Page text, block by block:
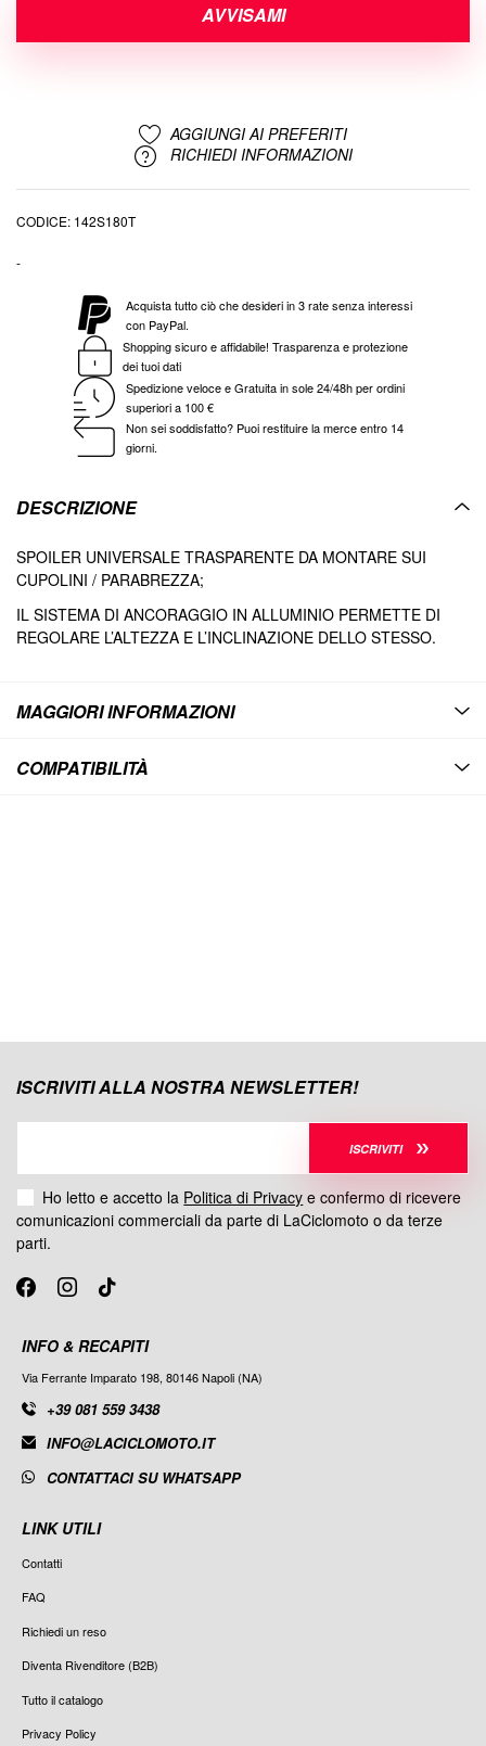
AVVISAMI
AGGIUNGI AI PREFERITI
RICHIEDI INFORMAZIONI
CODICE 142S180T
-
Acquista tutto ciò che desideri in 3 rate senza interessi
con PayPal.
Shopping sicuro e affidabile! Trasparenza e protezione
dei tuoi dati
Spedizione veloce e Gratuita in sole 24/48h per ordini
superiori a 100 €
Non sei soddisfatto? Puoi restituire la merce entro 14
giorni.
DESCRIZIONE
SPOILER UNIVERSALE TRASPARENTE DA MONTARE SUI
CUPOLINI / PARABREZZA;
IL SISTEMA DI ANCORAGGIO IN ALLUMINIO PERMETTE DI
REGOLARE L’ALTEZZA E L’INCLINAZIONE DELLO STESSO.
MAGGIORI INFORMAZIONI
COMPATIBILITÀ
INFO & RECAPITI
Via Ferrante Imparato 198, 80146 Napoli (NA)
+39 081 559 3438
INFO@LACICLOMOTO.IT
CONTATTACI SU WHATSAPP
LINK UTILI
Contatti
FAQ
Richiedi un reso
Diventa Rivenditore (B2B)
Tutto il catalogo
Privacy Policy
ISCRIVITI ALLA NOSTRA NEWSLETTER!
ISCRIVITI
Ho letto e accetto la Politica di Privacy e confermo di ricevere
comunicazioni commerciali da parte di LaCiclomoto o da terze
parti.